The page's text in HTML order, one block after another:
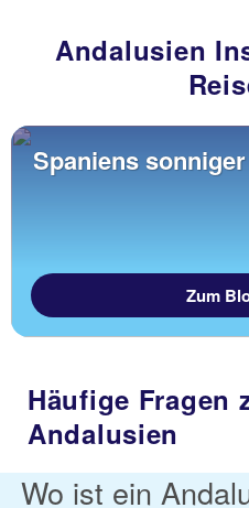
Andalusien
Spaniens
Zum
Häufige Fragen
Andalusien
Wo ist ein